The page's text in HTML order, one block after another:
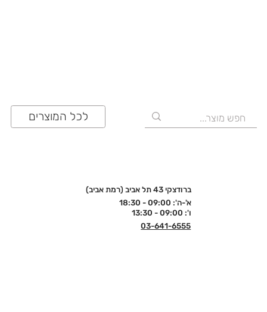
לכל המוצרים
ברודצקי 43 תל אביב (רמת אביב)
א'-ה': 09:00 - 18:30
ו': 09:00 - 13:30
03-641-6555